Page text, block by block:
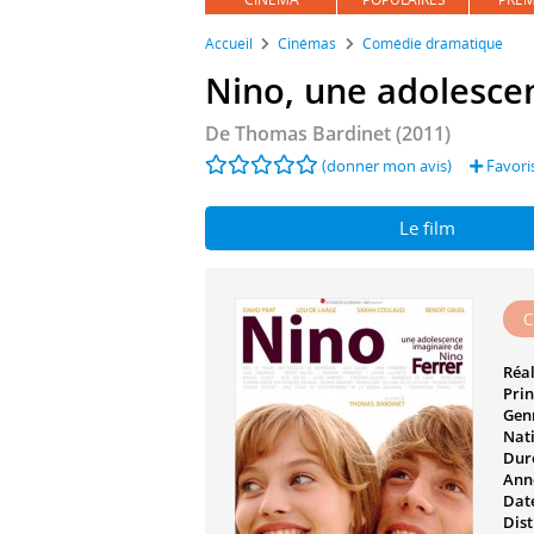
Accueil Cinémas Comédie dramatique
Nino, une
DeThomas Bardinet(2011)
(donner mon avis)
Le film